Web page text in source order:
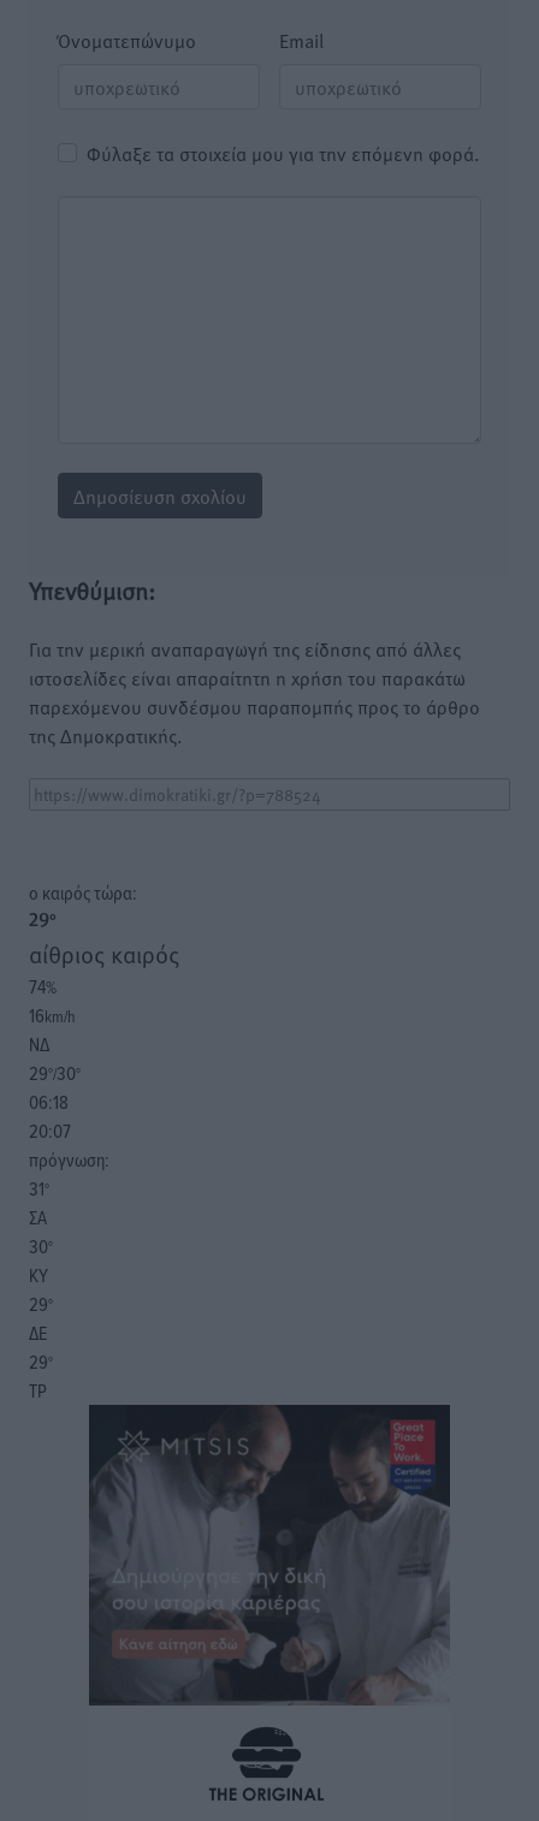
Όνοματεπώνυμο Email
Φύλαξε τα στοιχεία μου για την επόμενη φορά.
Υπενθύμιση:
Για την μερική αναπαραγωγή της είδησης από άλλες
ιστοσελίδες είναι απαραίτητη η χρήση του παρακάτω
παρεχόμενου συνδέσμου παραπομπής προς το άρθρο
της Δημοκρατικής.
o καιρός τώρα:
29°
αίθριος καιρός
74%
16km/h
ΝΔ
29°/30°
06:18
20:07
πρόγνωση:
31°
ΣΑ
30°
ΚΥ
29°
ΔΕ
29°
ΤΡ